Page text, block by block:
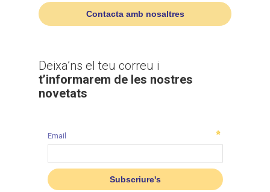
Contacta amb nosaltres
Deixa’ns el teu correu i
t’informarem de les nostres
novetats